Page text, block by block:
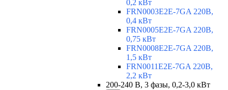
0,2 кВт
FRN0003E2E-7GA 220В,
0,4 кВт
FRN0005E2E-7GA 220В,
0,75 кВт
FRN0008E2E-7GA 220В,
1,5 кВт
FRN0011E2E-7GA 220В,
2,2 кВт
200-240 В, 3 фазы, 0,2-3,0 кВт